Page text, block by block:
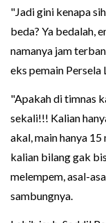
"Jadi gini kenapa
beda? Ya bedalah,
namanya jam
eks pemain Persela
"Apakah di timnas
sekali!!! Kalian
akal, main hanya
kalian bilang gak
melempem, asal-
sambungnya.